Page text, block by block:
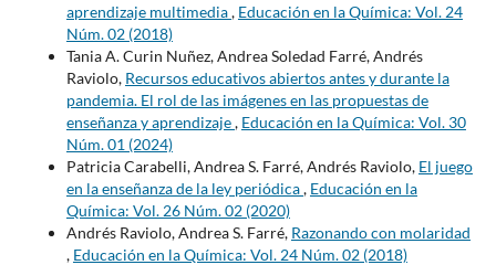
aprendizaje multimedia, Educación en la Química: Vol. 24
Núm. 02 (2018)
Tania A. Curin Nuñez, Andrea Soledad Farré, Andrés
Raviolo, Recursos educativos abiertos antes y durante la
pandemia. El rol de las imágenes en las propuestas de
enseñanza y aprendizaje, Educación en la Química: Vol. 30
Núm. 01 (2024)
Patricia Carabelli, Andrea S. Farré, Andrés Raviolo, El juego
en la enseñanza de la ley periódica, Educación en la
Química: Vol. 26 Núm. 02 (2020)
Andrés Raviolo, Andrea S. Farré, Razonando con molaridad
, Educación en la Química: Vol. 24 Núm. 02 (2018)